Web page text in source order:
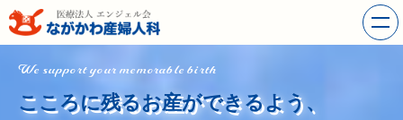
We support your memorable birth
こころに残るお産ができるよう、